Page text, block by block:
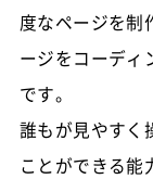
度なページを制
ージをコーディ
です。
誰もが見やすく
ことができる能